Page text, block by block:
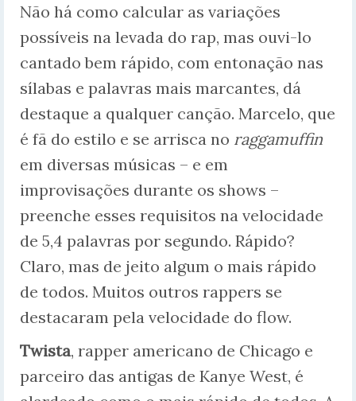
Não há como calcular as variações
possíveis na levada do rap, mas ouvi-lo
cantado bem rápido, com entonação nas
sílabas e palavras mais marcantes, dá
destaque a qualquer canção. Marcelo, que
é fã do estilo e se arrisca no raggamuffin
em diversas músicas – e em
improvisações durante os shows –
preenche esses requisitos na velocidade
de 5,4 palavras por segundo. Rápido?
Claro, mas de jeito algum o mais rápido
de todos. Muitos outros rappers se
destacaram pela velocidade do flow.
Twista, rapper americano de Chicago e
parceiro das antigas de Kanye West, é